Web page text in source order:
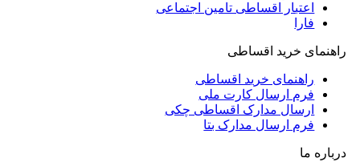
اعتبار اقساطی تامین اجتماعی
فارا
راهنمای خرید اقساطی
راهنمای خرید اقساطی
فرم ارسال کارت ملی
ارسال مدارک اقساطی چکی
فرم ارسال مدارک بتا
درباره ما